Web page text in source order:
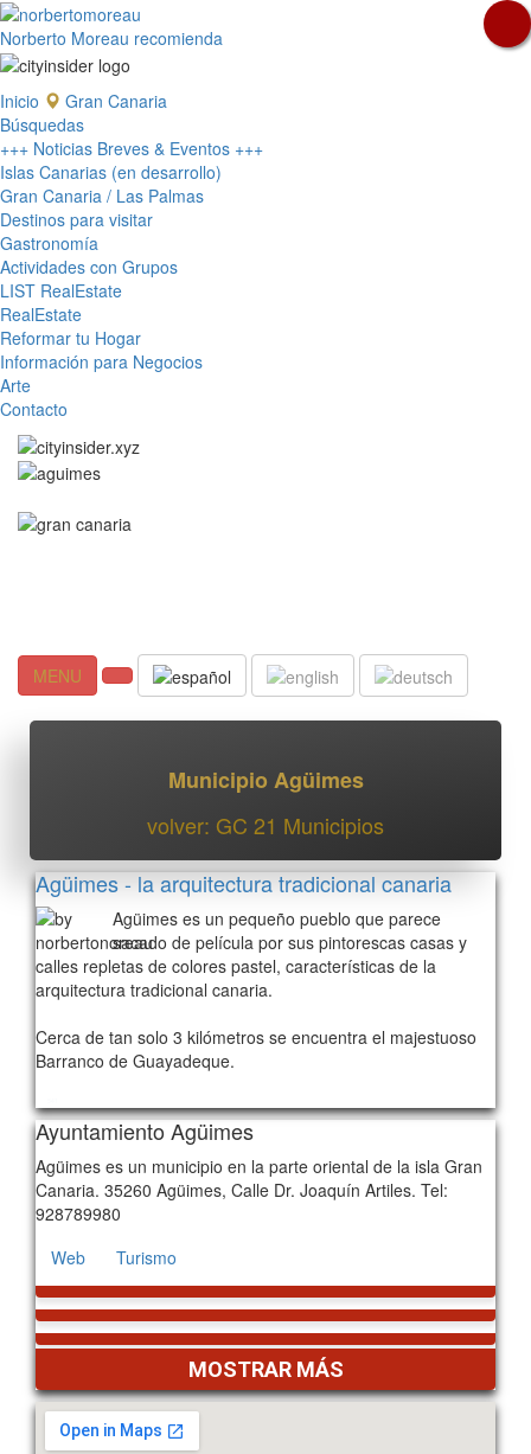
Norberto Moreau recomienda
Inicio
Gran Canaria
Búsquedas
+++ Noticias Breves & Eventos +++
Islas Canarias (en desarrollo)
Gran Canaria / Las Palmas
Destinos para visitar
Gastronomía
Actividades con Grupos
LIST RealEstate
RealEstate
Reformar tu Hogar
Información para Negocios
Arte
Contacto
MENU
Municipio Agüimes
volver: GC 21 Municipios
Agüimes - la arquitectura tradicional canaria
Agüimes es un pequeño pueblo que parece
sacado de película por sus pintorescas casas y
calles repletas de colores pastel, características de la
arquitectura tradicional canaria.
Cerca de tan solo 3 kilómetros se encuentra el majestuoso
Barranco de Guayadeque.
Ayuntamiento Agüimes
Agüimes es un municipio en la parte oriental de la isla Gran
Canaria. 35260 Agüimes, Calle Dr. Joaquín Artiles. Tel:
928789980
Web
Turismo
MOSTRAR MÁS